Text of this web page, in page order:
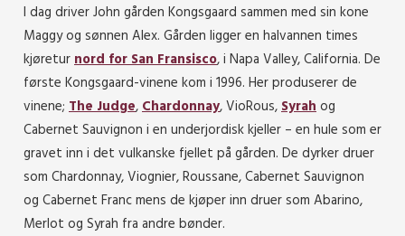
I dag driver John gården Kongsgaard sammen med sin kone
Maggy og sønnen Alex. Gården ligger en halvannen times
kjøreturnord for San Fransisco, i Napa Valley, California. De
første Kongsgaard-vinene kom i 1996. Her produserer de
vinene; The Judge,Chardonnay, VioRous,Syrahog
Cabernet Sauvignon i en underjordisk kjeller – en hule som er
gravet inn i det vulkanske fjellet på gården. De dyrker druer
som Chardonnay, Viognier, Roussane, Cabernet Sauvignon
og Cabernet Franc mens de kjøper inn druer som Abarino,
Merlot og Syrah fra andre bønder.